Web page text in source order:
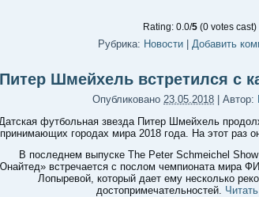
Rating: 0.0/5 (0 votes cast)
Рубрика: Новости| Добавить
Питер Шмейхель встретился с
Опубликовано 23.05.2018 Автор:
футбольная звезда Питер Шмейхель
принимающих городах мира 2018 года. На этот раз
В последнем выпуске The Peter Schmeichel
встречается с послом чемпионата мира
Лопыревой, который дает ему несколько
достопримечательностей.